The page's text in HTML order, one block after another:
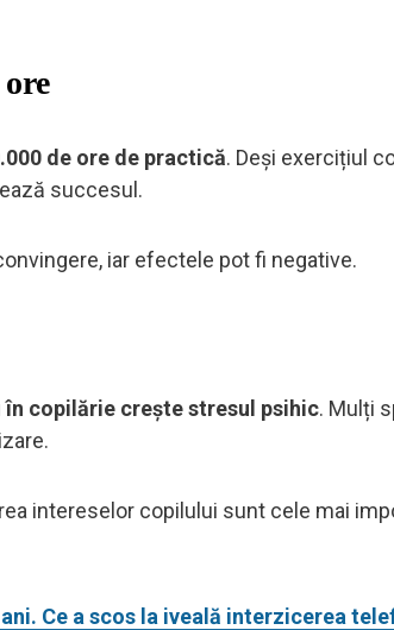
de ore de practică. Deși exercițiul
succesul.
iar efectele pot fi negative.
copilărie crește stresul psihic. Mulți
intereselor copilului sunt cele mai
Ce a scos la iveală interzicerea